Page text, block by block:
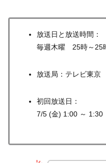
放送日と放送時間：
毎週木曜 25時～25
放送局：テレビ東京
初回放送日：
7/5 (金) 1:00 ～ 1:30